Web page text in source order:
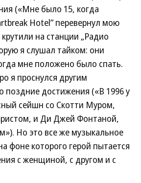
(«Мне было 15, когда
Hotel” перевернул мою
на станции „Радио
я слушал тайком: они
мне положено было спать.
я проснулся другим
поздние достижения («В 1996 у
сейшн со Скотти Муром,
и Ди Джей Фонтаной,
Но это все же музыкальное
фоне которого герой пытается
с женщиной, c другом и c